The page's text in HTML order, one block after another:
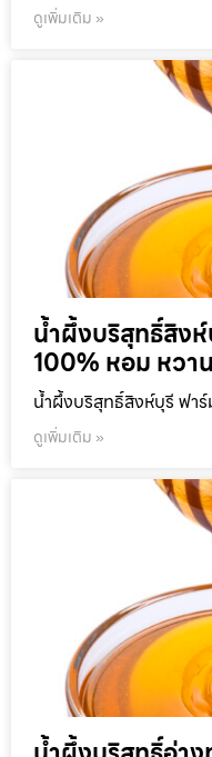
ดูเพิ่มเติม »
น้ำผึ้งบริสุทธิ์สิง
100% หอม หวา
น้ำผึ้งบริสุทธิ์สิงห์บุรี ฟา
ดูเพิ่มเติม »